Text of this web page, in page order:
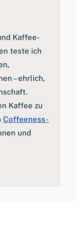
Kaffee-
teste ich
– ehrlich,
Kaffee zu
Coffeeness-
und